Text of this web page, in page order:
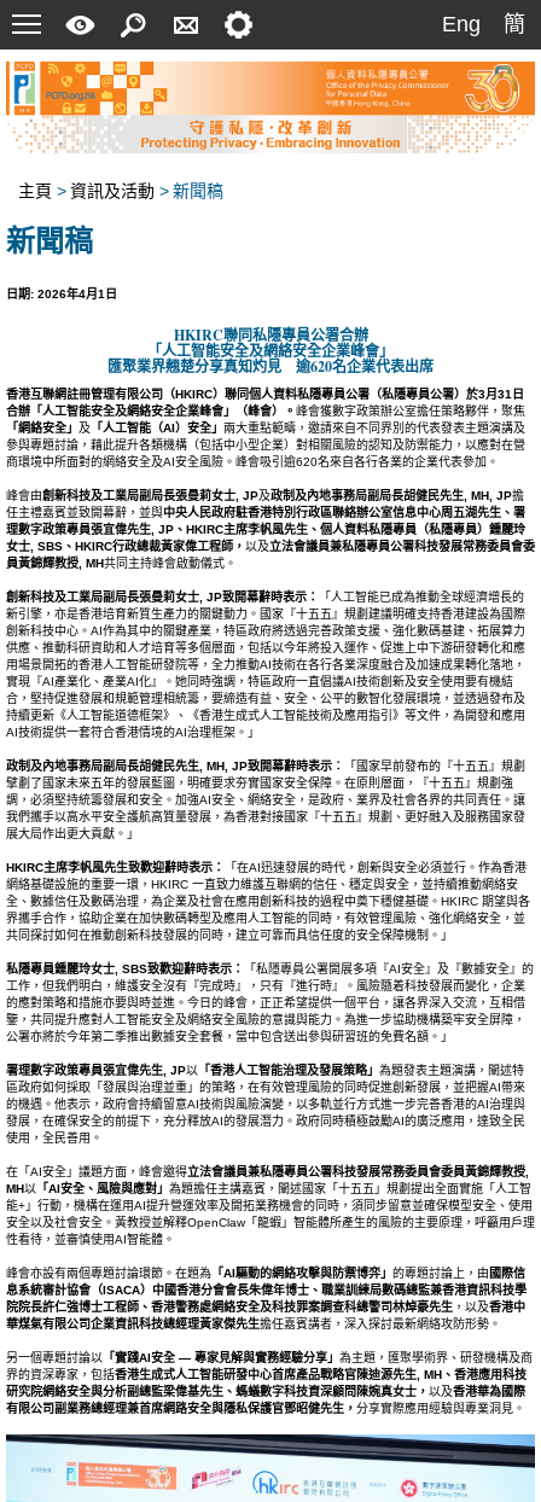
菜
單
速
指
南
索
絡
我
定
Eng
簡
簡
主頁 >資訊及活動 >新聞稿
新聞稿
日期: 2026年4月1日
HKIRC聯同私隱專員公署合辦
「人工智能安全及網絡安全企業峰會」
匯聚業界翹楚分享真知灼見 逾620名企業代表出席
香港互聯網註冊管理有限公司（HKIRC）聯同個人資料私隱專員公署（私隱專員公署）於3月31 日
合辦「人工智能安全及網絡安全企業峰會」（峰會）。 峰會獲數字政策辦公室擔任策略夥伴，聚焦
「網絡安全」 及 「人工智能（AI）安全」 兩大重點範疇，邀請來自不同界別的代表發表主題演講及
參與專題討論，藉此提升各類機構（包括中小型企業）對相關風險的認知及防禦能力，以應對在營
商環境中所面對的網絡安全及AI安全風險。峰會吸引逾620名來自各行各業的企業代表參加。
峰會由創新科技及工業局副局長張曼莉女士 , JP及政制及內地事務局副局長胡健民先生 , MH, JP擔
任主禮嘉賓並致開幕辭，並與中央人民政府駐香港特別行政區聯絡辦公室信息中心周五湖先生、署
理數字政策專員張宜偉先生 JP 、 HKIRC主席李帆風先生、個人資料私隱專員（私隱專員）鍾麗玲
女士 , SBS 、 HKIRC行政總裁黃家偉工程師， 以及立法會議員兼私隱專員公署科技發展常務委員會委
員黃錦輝教授 , MH共同主持峰會啟動儀式。
創新科技及工業局副局長張曼莉女士 , JP致開幕辭時表示：
「人工智能已成為推動全球經濟增長的
新引擎，亦是香港培育新質生產力的關鍵動力。國家『十五五』規劃建議明確支持香港建設為國際
創新科技中心。AI作為其中的關鍵產業，特區政府將透過完善政策支援、強化數碼基建、拓展算力
供應、推動科研資助和人才培育等多個層面，包括以今年將投入運作、促進上中下游研發轉化和應
用場景開拓的香港人工智能研發院等，全力推動AI技術在各行各業深度融合及加速成果轉化落地，
實現『AI產業化、產業AI化』。她同時強調，特區政府一直倡議AI技術創新及安全使用要有機結
合，堅持促進發展和規範管理相統籌，要締造有益、安全、公平的數智化發展環境，並透過發布及
持續更新《人工智能道德框架》、《香港生成式人工智能技術及應用指引》等文件，為開發和應用
AI技術提供一套符合香港情境的AI治理框架。」
政制及內地事務局副局長胡健民先生 , MH, JP致開幕辭時表示︰
「國家早前發布的『十五五』規劃
擘劃了國家未來五年的發展藍圖，明確要求夯實國家安全保障。在原則層面，『十五五』規劃強
調，必須堅持統籌發展和安全。加強AI安全、網絡安全，是政府、業界及社會各界的共同責任。讓
我們攜手以高水平安全護航高質量發展，為香港對接國家『十五五』規劃、更好融入及服務國家發
展大局作出更大貢獻。」
HKIRC主席李帆風先生致歡迎辭時表示：
「在AI迅速發展的時代，創新與安全必須並行。作為香港
網絡基礎設施的重要一環，HKIRC 一直致力維護互聯網的信任、穩定與安全，並持續推動網絡安
全、數據信任及數碼治理，為企業及社會在應用創新科技的過程中奠下穩健基礎。HKIRC 期望與各
界攜手合作，協助企業在加快數碼轉型及應用人工智能的同時，有效管理風險、強化網絡安全，並
共同探討如何在推動創新科技發展的同時，建立可靠而具信任度的安全保障機制。」
私隱專員鍾麗玲女士 , SBS致歡迎辭時表示：
「私隱專員公署開展多項『AI安全』及『數據安全』的
工作，但我們明白，維護安全沒有『完成時』，只有『進行時』。風險隨着科技發展而變化，企業
的應對策略和措施亦要與時並進。今日的峰會，正正希望提供一個平台，讓各界深入交流，互相借
鑒，共同提升應對人工智能安全及網絡安全風險的意識與能力。為進一步協助機構築牢安全屏障，
公署亦將於今年第二季推出數據安全套餐，當中包含送出參與研習班的免費名額。」
署理數字政策專員張宜偉先生 , JP以 「香港人工智能治理及發展策略」 為題發表主題演講，闡述特
區政府如何採取「發展與治理並重」的策略，在有效管理風險的同時促進創新發展，並把握AI帶來
的機遇。他表示，政府會持續留意AI技術與風險演變，以多軌並行方式進一步完善香港的AI治理與
發展，在確保安全的前提下，充分釋放AI的發展潛力。政府同時積極鼓勵AI的廣泛應用，達致全民
使用，全民善用。
在「AI安全」議題方面，峰會邀得立法會議員兼私隱專員公署科技發展常務委員會委員黃錦輝教授
MH以 「AI安全、風險與應對」 為題擔任主講嘉賓，闡述國家「十五五」規劃提出全面實施「人工智
能+」行動，機構在運用AI提升營運效率及開拓業務機會的同時，須同步留意並確保模型安全、使用
安全以及社會安全。黃教授並解釋OpenClaw「龍蝦」智能體所產生的風險的主要原理，呼籲用戶理
性看待，並審慎使用AI智能體。
峰會亦設有兩個專題討論環節。在題為 「AI驅動的網絡攻擊與防禦博弈」 的專題討論上，由 國際信
息系統審計協會（ISACA）中國香港分會會長朱偉年博士、職業訓練局數碼總監兼香港資訊科技學
院院長許仁強博士工程師、香港警務處網絡安全及科技罪案調查科總警司林焯豪先生 ，以及香港中
華煤氣有限公司企業資訊科技總經理黃家傑先生擔任嘉賓講者，深入探討最新網絡攻防形勢。
另一個專題討論以 「實踐AI安全 — 專家見解與實務經驗分享」 為主題，匯聚學術界、研發機構及商
界的資深專家，包括香港生成式人工智能研發中心首席產品戰略官陳迪源先生 , MH 、香港應用科技
研究院網絡安全與分析副總監梁偉基先生、螞蟻數字科技資深顧問陳婉真女士， 以及香港華為國際
有限公司副業務總經理兼首席網路安全與隱私保護官鄧昭健先生， 分享實際應用經驗與專業洞見。